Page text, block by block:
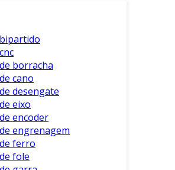
estrutura permite
entre os
devido a variações de
ou desgastes
é fundamental
útil dos componentes
Bipartido
do acoplamento
se:
borracha
cano
desengate
eixo
encoder
engrenagem
ferro
fole